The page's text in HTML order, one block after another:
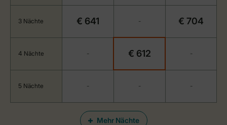
Mehr Nächte
3 Nächte € 641 - € 704
4 Nächte - € 612 -
5 Nächte - - -